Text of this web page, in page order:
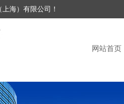
海）有限公司！
网站首页